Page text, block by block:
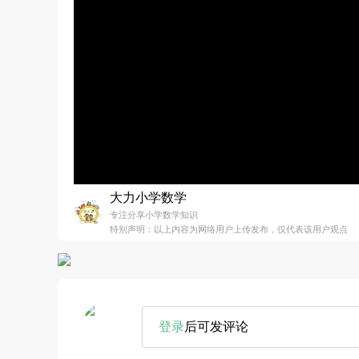
大力小学数学
专注分享小学数学知识
特别声明：以上内容为网络用户上传发布，仅代表该用户观点
登录后可发评论